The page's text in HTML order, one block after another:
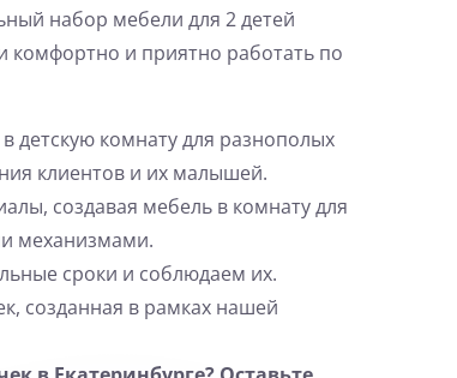
набор мебели для 2 детей
и приятно работать по
детскую комнату для разнополых
клиентов и их малышей.
создавая мебель в комнату для
механизмами.
сроки и соблюдаем их.
созданная в рамках нашей